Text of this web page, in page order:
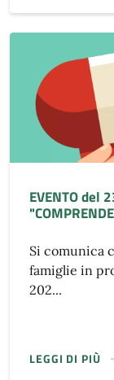
EVENTO del
Si comunica
famiglie in
202...
LEGGI DI PIÙ